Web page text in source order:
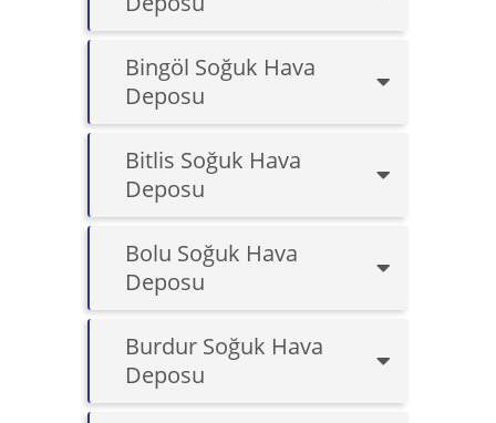
Bingöl Soğuk Hava
Deposu
Bitlis Soğuk Hava
Deposu
Bolu Soğuk Hava
Deposu
Burdur Soğuk Hava
Deposu